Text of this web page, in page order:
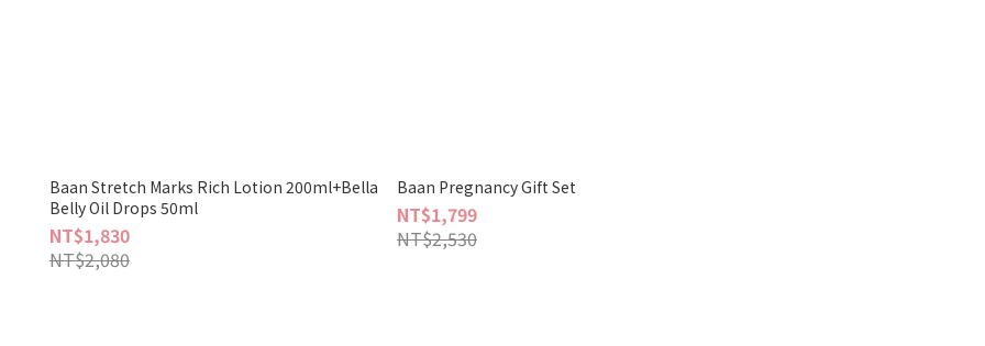
Baan Stretch Marks Rich Lotion 200ml+Bella
Belly Oil Drops 50ml
NT$1,830
NT$2,080
Baan Pregnancy Gift Set
NT$1,799
NT$2,530